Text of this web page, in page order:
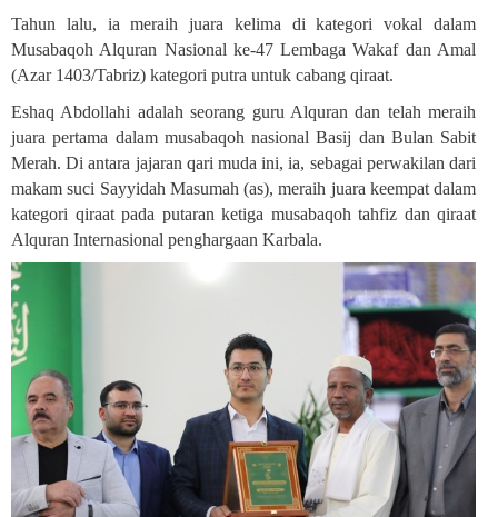
Tahun lalu, ia meraih juara kelima di kategori vokal dalam
Musabaqoh Alquran Nasional ke-47 Lembaga Wakaf dan Amal
(Azar 1403/Tabriz) kategori putra untuk cabang qiraat.
Eshaq Abdollahi adalah seorang guru Alquran dan telah meraih
juara pertama dalam musabaqoh nasional Basij dan Bulan Sabit
Merah. Di antara jajaran qari muda ini, ia, sebagai perwakilan dari
makam suci Sayyidah Masumah (as), meraih juara keempat dalam
kategori qiraat pada putaran ketiga musabaqoh tahfiz dan qiraat
Alquran Internasional penghargaan Karbala.